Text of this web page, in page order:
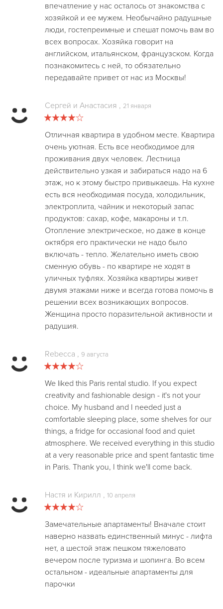
впечатление у нас осталось от знакомства с
хозяйкой и ее мужем. Необычайно радушные
люди, гостепреимные и спешат помочь вам во
всех вопросах. Хозяйка говорит на
английском, итальянском, французском. Когда
познакомитесь с ней, то обязательно
передавайте привет от нас из Москвы!
Сергей и Анастасия , 21 января
Отличная квартира в удобном месте. Квартира
очень уютная. Есть все необходимое для
проживания двух человек. Лестница
действительно узкая и забираться надо на 6
этаж, но к этому быстро привыкаешь. На кухне
есть вся необходимая посуда, холодильник,
электроплита, чайник и некоторый запас
продуктов: сахар, кофе, макароны и т.п.
Отопление электрическое, но даже в конце
октября его практически не надо было
включать - тепло. Желательно иметь свою
сменную обувь - по квартире не ходят в
уличных туфлях. Хозяйка квартиры живет
двумя этажами ниже и всегда готова помочь в
решении всех возникающих вопросов.
Женщина просто поразительной активности и
радушия.
Rebecca , 9 августа
We liked this Paris rental studio. If you expect
creativity and fashionable design - it's not your
choice. My husband and I needed just a
comfortable sleeping place, some shelves for our
things, a fridge for occasional food and quiet
atmosphere. We received everything in this studio
at a very reasonable price and spent fantastic time
in Paris. Thank you, I think we'll come back.
Настя и Кирилл , 10 апреля
Замечательные апартаменты! Вначале стоит
наверно назвать единственный минус - лифта
нет, а шестой этаж пешком тяжеловато
вечером после туризма и шопинга. Во всем
остальном - идеальные апартаменты для
парочки